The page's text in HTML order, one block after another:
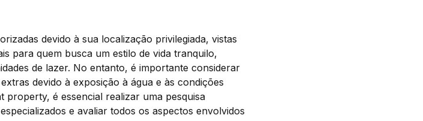
devido à sua localização privilegiada, vistas
para quem busca um estilo de vida tranquilo,
de lazer. No entanto, é importante considerar
devido à exposição à água e às condições
é essencial realizar uma pesquisa
e avaliar todos os aspectos envolvidos